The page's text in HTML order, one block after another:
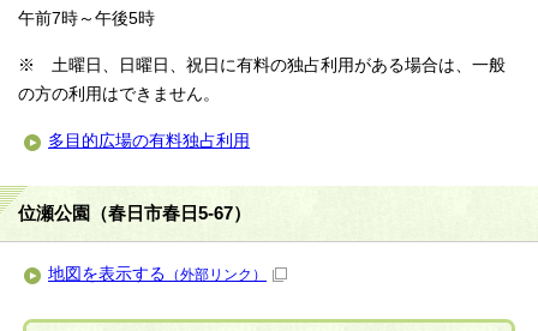
午前7時～午後5時
※ 土曜日、日曜日、祝日に有料の独占利用がある場合は、一般
の方の利用はできません。
多目的広場の有料独占利用
位瀬公園（春日市春日5-67）
地図を表示する （外部リンク）